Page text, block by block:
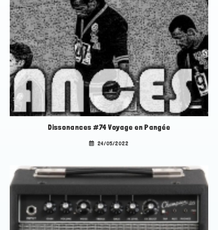
Dissonances #74 Voyage en Pangée
24/05/2022